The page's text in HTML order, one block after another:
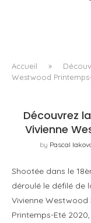
Accueil »
Westwood
Découvrez
Vivienne
by Pascal
Shootée dans le
déroulé le défilé de
Vivienne
Printemps-Eté